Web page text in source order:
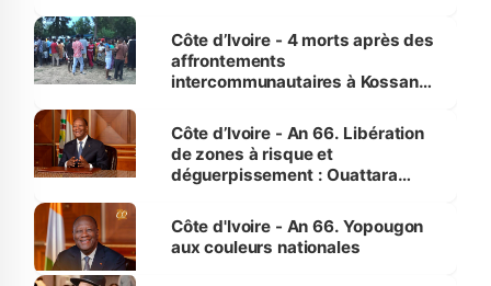
générations futures »
Côte d’Ivoire - 4 morts après des
affrontements
intercommunautaires à Kossandji
milieu des sinistrés
Côte d’Ivoire - An 66. Libération
de zones à risque et
déguerpissement : Ouattara
l'Etat de droit pour préserver les
vies humaines »
Côte d'Ivoire - An 66. Yopougon
aux couleurs nationales